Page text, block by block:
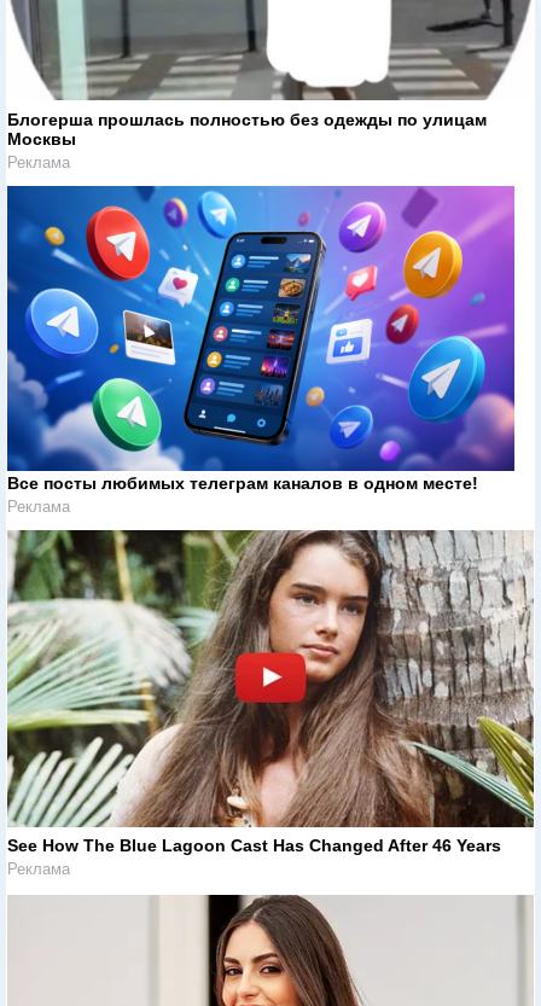
Блогерша прошлась полностью без одежды по улицам
Москвы
Реклама
Все посты любимых телеграм каналов в одном месте!
Реклама
See How The Blue Lagoon Cast Has Changed After 46 Years
Реклама